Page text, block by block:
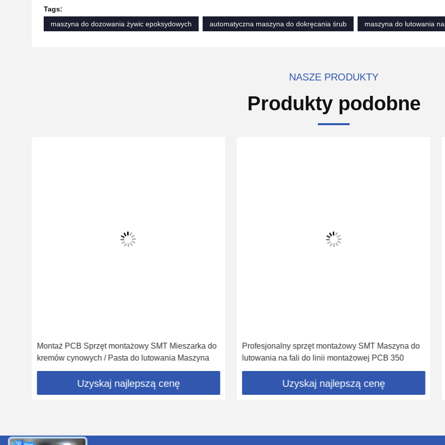
Tags:
maszyna do dozowania żywic epoksydowych
automatyczna maszyna do dokręcania śrub maszyna do lutowania
NASZE PRODUKTY
Produkty podobne
Profesjonalny sprzęt montażowy SMT Maszyna do
lutowania na fali do linii montażowej PCB 350
Uzyskaj najlepszą cenę
Automatyczny dozownik kleju w wielu kolorach,
zrobotyzowane systemy dozowania płynów
Uzyskaj najlepszą cenę